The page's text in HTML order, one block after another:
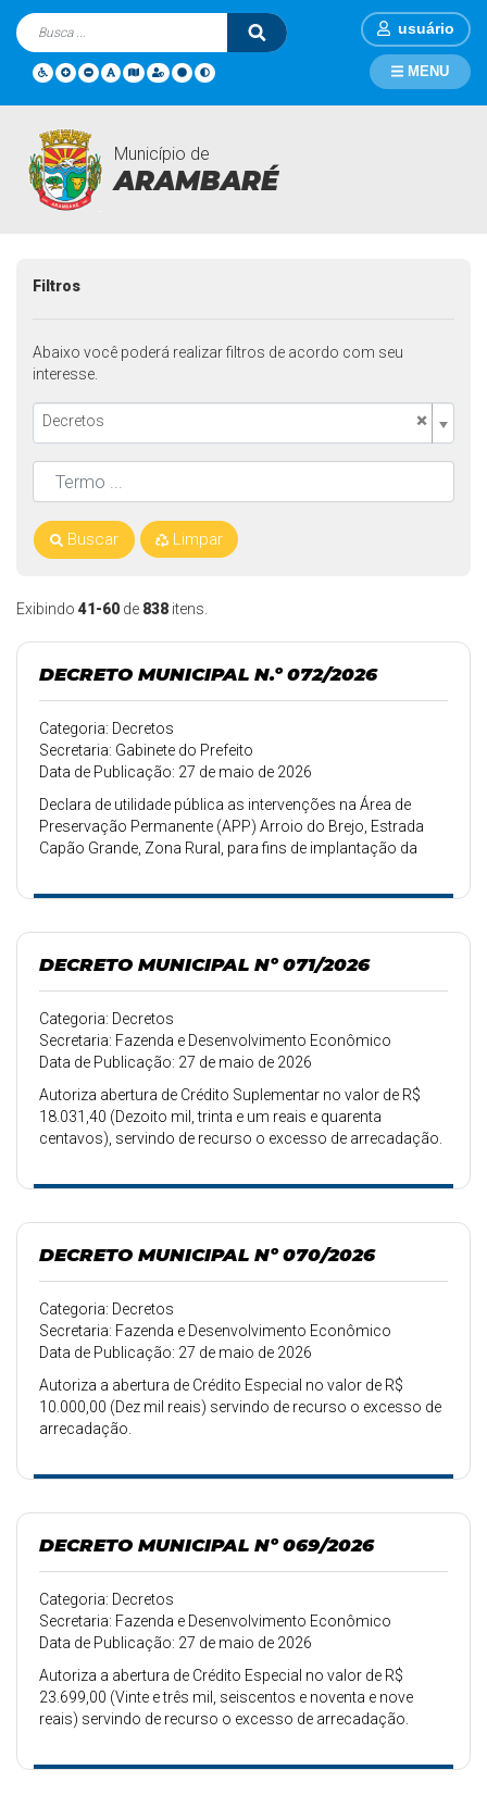
usuário
Município de
ARAMBARÉ
MENU
Legislações
Exibindo 41-60 de 838 itens.
DECRETO MUNICIPAL N.º 072/2026
Categoria: Decretos
Secretaria: Gabinete do Prefeito
Data de Publicação: 27 de maio de 2026
Declara de utilidade pública as intervenções na Área de
Preservação Permanente (APP) Arroio do Brejo, Estrada
Capão Grande, Zona Rural, para fins de implantação da
de Arambaré, Estado do Rio Grande do Sul.
DECRETO MUNICIPAL Nº 071/2026
Categoria: Decretos
Secretaria: Fazenda e Desenvolvimento Econômico
Data de Publicação: 27 de maio de 2026
Autoriza abertura de Crédito Suplementar no valor de R$
18.031,40 (Dezoito mil, trinta e um reais e quarenta
centavos), servindo de recurso o excesso de arrecadação.
DECRETO MUNICIPAL Nº 070/2026
Categoria: Decretos
Secretaria: Fazenda e Desenvolvimento Econômico
Data de Publicação: 27 de maio de 2026
Autoriza a abertura de Crédito Especial no valor de R$
10.000,00 (Dez mil reais) servindo de recurso o excesso de
arrecadação.
DECRETO MUNICIPAL Nº 069/2026
Categoria: Decretos
Secretaria: Fazenda e Desenvolvimento Econômico
Data de Publicação: 27 de maio de 2026
Autoriza a abertura de Crédito Especial no valor de R$
23.699,00 (Vinte e três mil, seiscentos e noventa e nove
reais) servindo de recurso o excesso de arrecadação.
Filtros
Abaixo você poderá realizar filtros de acordo com seu
interesse.
×
Decretos
Buscar Limpar